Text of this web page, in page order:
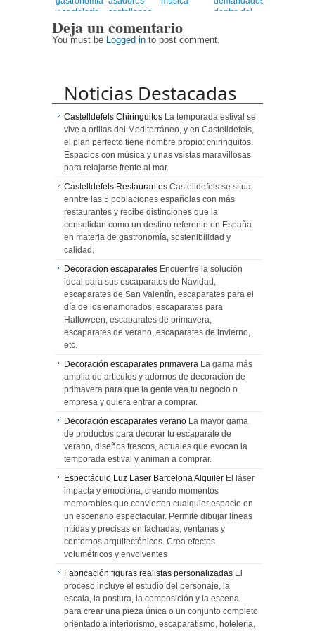
y coctelería
de autor
castellanos
corazón de
Barcelona
dentro del
healthy
Deja un comentario
You must be Logged in to post comment.
Noticias Destacadas
Castelldefels Chiringuitos La temporada estival se
vive a orillas del Mediterráneo, y en Castelldefels,
el plan perfecto tiene nombre propio: chiringuitos.
Espacios con música y unas vsistas maravillosas
para relajarse frente al mar.
Castelldefels Restaurantes Castelldefels se situa
enntre las 5 poblaciones españolas con más
restaurantes y recibe distinciones que la
consolidan como un destino referente en España
en materia de gastronomía, sostenibilidad y
calidad.
Decoracion escaparates Encuentre la solución
ideal para sus escaparates de Navidad,
escaparates de San Valentín, escaparates para el
día de los enamorados, escaparates para
Halloween, escaparates de primavera,
escaparates de verano, escaparates de invierno,
etc.
Decoración escaparates primavera La gama más
amplia de artículos y adornos de decoración de
primavera para que la gente vea tu negocio o
empresa y quiera entrar a comprar.
Decoración escaparates verano La mayor gama
de productos para decorar tu escaparate de
verano, diseños frescos, actuales que evocan la
temporada estival y animan a comprar.
Espectáculo Luz Laser Barcelona Alquiler El láser
impacta y emociona, creando momentos
memorables que convierten cualquier espacio en
un escenario espectacular. Permite dibujar líneas
nítidas y precisas en fachadas, ventanas y
contornos arquitectónicos. Crea efectos
volumétricos y envolventes
Fabricación figuras realistas personalizadas El
proceso incluye el estudio del personaje, la
escala, la postura, la composición y la escena
para crear una pieza única o un conjunto completo
orientado a interiorismo, escaparatismo, hotelería,